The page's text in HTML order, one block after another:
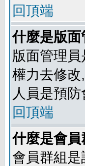
回頂端
什麼是版
版面管理
權力去修
人員是預
回頂端
什麼是會員
會員群組